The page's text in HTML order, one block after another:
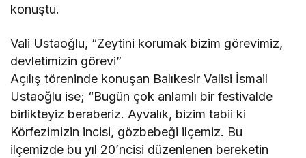
konuştu.
Vali Ustaoğlu, “Zeytini korumak bizim görevimiz,
devletimizin görevi”
Açılış töreninde konuşan Balıkesir Valisi İsmail
Ustaoğlu ise; “Bugün çok anlamlı bir festivalde
birlikteyiz beraberiz. Ayvalık, bizim tabii ki
Körfezimizin incisi, gözbebeği ilçemiz. Bu
ilçemizde bu yıl 20’ncisi düzenlenen bereketin